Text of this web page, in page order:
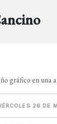
gráfico en una
26 DE